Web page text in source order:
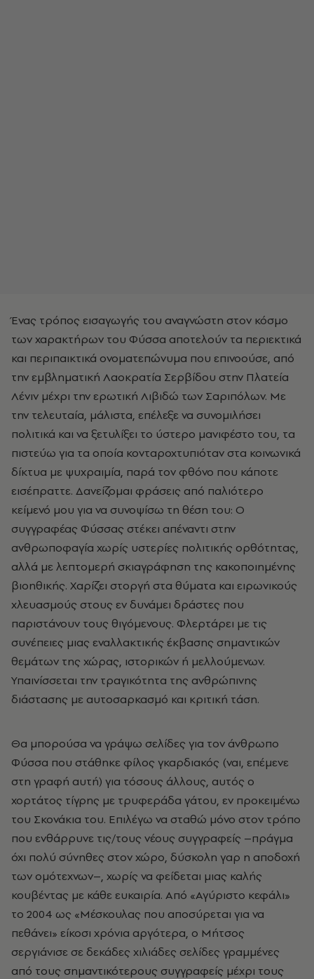
Ένας τρόπος εισαγωγής του αναγνώστη στον κόσμο
των χαρακτήρων του Φύσσα αποτελούν τα περιεκτικά
και περιπαικτικά ονοματεπώνυμα που επινοούσε, από
την εμβληματική Λαοκρατία Σερβίδου στην Πλατεία
Λένιν μέχρι την ερωτική Λιβιδώ των Σαριπόλων. Με
την τελευταία, μάλιστα, επέλεξε να συνομιλήσει
πολιτικά και να ξετυλίξει το ύστερο μανιφέστο του, τα
πιστεύω για τα οποία κονταροχτυπιόταν στα κοινωνικά
δίκτυα με ψυχραιμία, παρά τον φθόνο που κάποτε
εισέπραττε. Δανείζομαι φράσεις από παλιότερο
κείμενό μου για να συνοψίσω τη θέση του: Ο
συγγραφέας Φύσσας στέκει απέναντι στην
ανθρωποφαγία χωρίς υστερίες πολιτικής ορθότητας,
αλλά με λεπτομερή σκιαγράφηση της κακοποιημένης
βιοηθικής. Χαρίζει στοργή στα θύματα και ειρωνικούς
χλευασμούς στους εν δυνάμει δράστες που
παριστάνουν τους θιγόμενους. Φλερτάρει με τις
συνέπειες μιας εναλλακτικής έκβασης σημαντικών
θεμάτων της χώρας, ιστορικών ή μελλούμενων.
Υπαινίσσεται την τραγικότητα της ανθρώπινης
διάστασης με αυτοσαρκασμό και κριτική τάση.
Θα μπορούσα να γράψω σελίδες για τον άνθρωπο
Φύσσα που στάθηκε φίλος γκαρδιακός (ναι, επέμενε
στη γραφή αυτή) για τόσους άλλους, αυτός ο
χορτάτος τίγρης με τρυφεράδα γάτου, εν προκειμένω
του Σκονάκια του. Επιλέγω να σταθώ μόνο στον τρόπο
που ενθάρρυνε τις/τους νέους συγγραφείς –πράγμα
όχι πολύ σύνηθες στον χώρο, δύσκολη γαρ η αποδοχή
των ομότεχνων–, χωρίς να φείδεται μιας καλής
κουβέντας με κάθε ευκαιρία. Από «Αγύριστο κεφάλι»
το 2004 ως «Μέσκουλας που αποσύρεται για να
πεθάνει» είκοσι χρόνια αργότερα, ο Μήτσος
σεργιάνισε σε δεκάδες χιλιάδες σελίδες γραμμένες
από τους σημαντικότερους συγγραφείς μέχρι τους